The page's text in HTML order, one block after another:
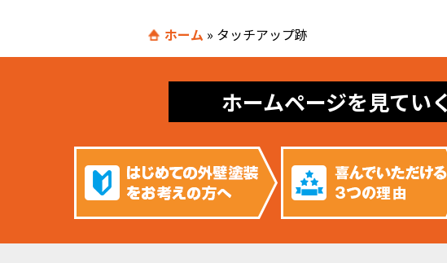
ホーム » タッチアップ跡
ホームページを見てい